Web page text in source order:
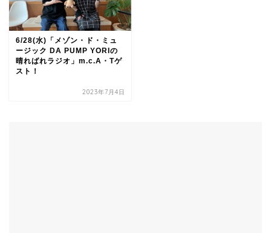
6/28(水)「メゾン・ド・ミュ
ージック DA PUMP YORIの
晴ればれラジオ」m.c.A・Tゲ
スト！
2023年7月4日